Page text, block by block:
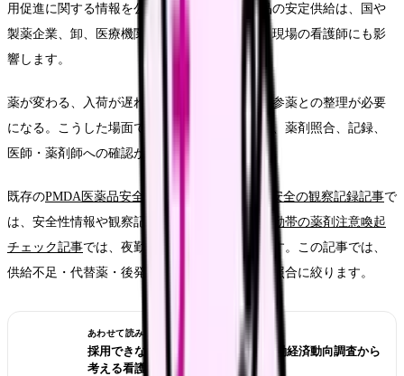
用促進に関する情報を公開しています。医薬品の安定供給は、国や
製薬企業、卸、医療機関、薬局の課題ですが、現場の看護師にも影
響します。
薬が変わる、入荷が遅れる、代替薬になる、持参薬との整理が必要
になる。こうした場面では、患者さんへの説明、薬剤照合、記録、
医師・薬剤師への確認が増えます。
既存のPMDA医薬品安全情報の共有記事 薬剤安全の観察記録記事で
は、安全性情報や観察記録を扱っています。
夜勤帯の薬剤注意喚起
チェック記事では、夜勤申し送りを扱っています。この記事では、
供給不足・代替薬・後発品変更時の患者説明と照合に絞ります。
あわせて読みたい
採用できない職場を見抜くには？労働経済動向調査から
考える看護師の面接質問